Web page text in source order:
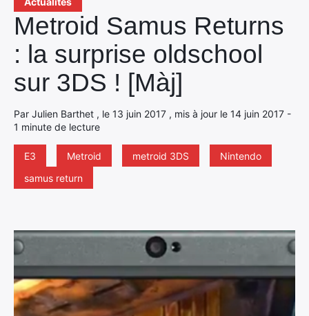
Metroid Samus Returns
: la surprise oldschool
sur 3DS ! [Màj]
Par Julien Barthet , le 13 juin 2017 , mis à jour le 14 juin 2017 -
1 minute de lecture
E3 Metroid metroid 3DS
Nintendo
samus return